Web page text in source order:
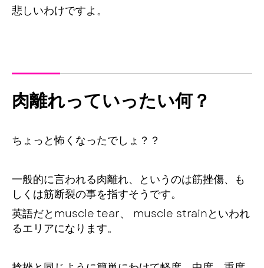
悲しいわけですよ。
肉離れっていったい何？
ちょっと怖くなったでしょ？？
一般的に言われる肉離れ、というのは筋挫傷、も
しくは筋断裂の事を指すそうです。
英語だとmuscle tear、 muscle strainといわれ
るエリアになります。